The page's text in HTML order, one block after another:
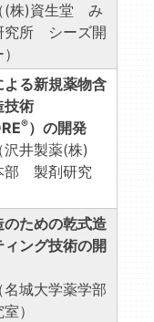
(株)資生堂 み
究所 シーズ開
よる新規薬物含
技術
®）の開発
沢井製薬(株)
部 製剤研究
のための乾式造
ング技術の開
城大学薬学部
）